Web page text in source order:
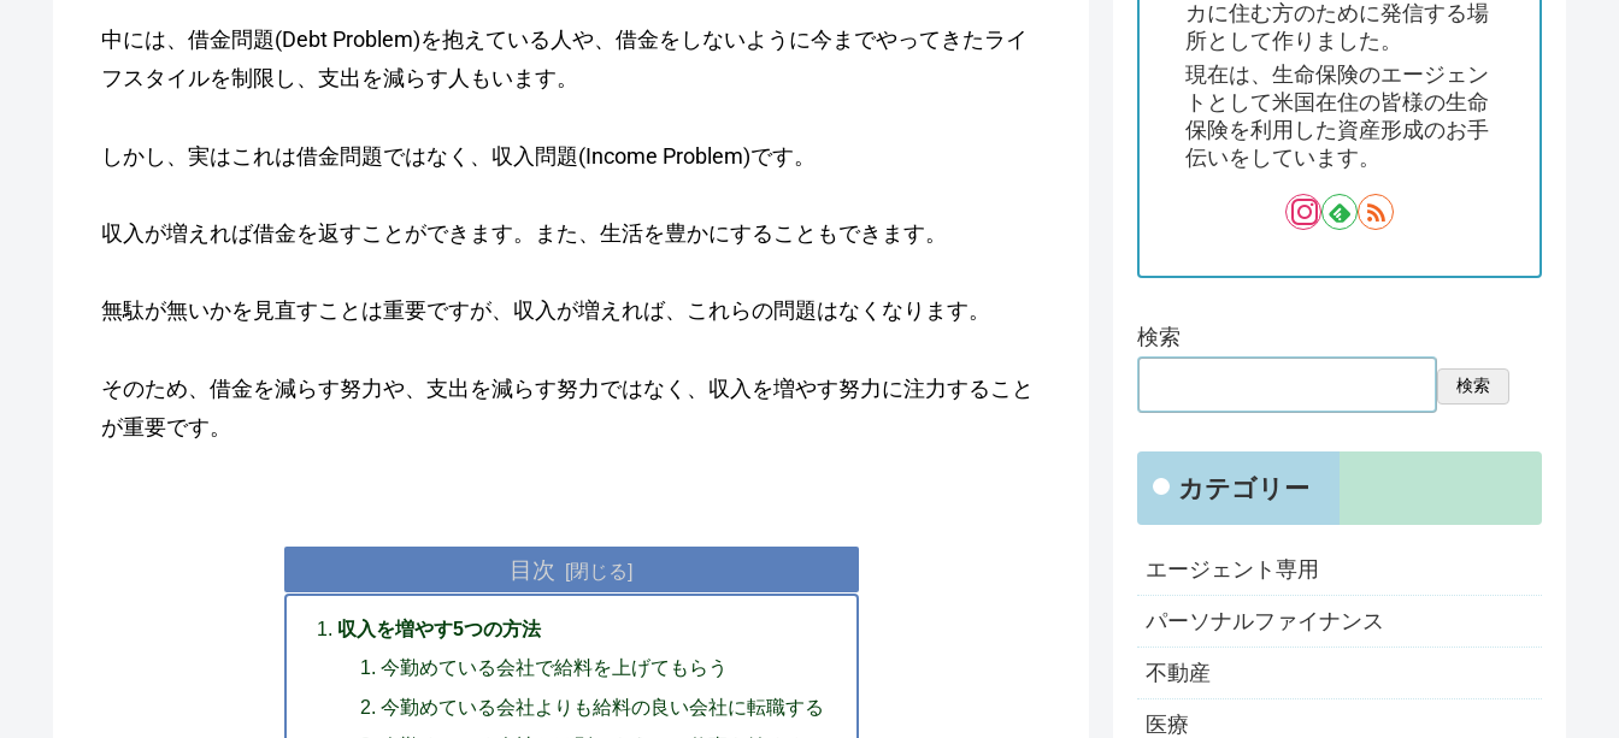
中には、借金問題(Debt Problem)を抱えている人や、借金をしないように今までやってきたライ
フスタイルを制限し、支出を減らす人もいます。
しかし、実はこれは借金問題ではなく、収入問題(Income Problem)です。
収入が増えれば借金を返すことができます。また、生活を豊かにすることもできます。
無駄が無いかを見直すことは重要ですが、収入が増えれば、これらの問題はなくなります。
そのため、借金を減らす努力や、支出を減らす努力ではなく、収入を増やす努力に注力すること
が重要です。
目次
収入を増やす5つの方法
今勤めている会社で給料を上げてもらう
今勤めている会社よりも給料の良い会社に転職する
カに住む方のために発信する場
所として作りました。
現在は、生命保険のエージェン
トとして米国在住の皆様の生命
保険を利用した資産形成のお手
伝いをしています。
検索
検索
カテゴリー
エージェント専用
パーソナルファイナンス
不動産
医療